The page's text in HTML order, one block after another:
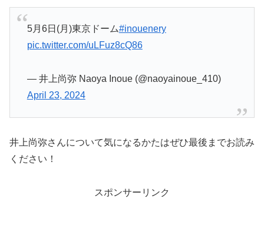
5月6日(月)東京ドーム#inouenery
pic.twitter.com/uLFuz8cQ86
— 井上尚弥 Naoya Inoue (@naoyainoue_410)
April 23, 2024
井上尚弥さんについて気になるかたはぜひ最後までお読み
ください！
スポンサーリンク